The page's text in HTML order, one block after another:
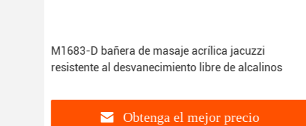
M1683-D bañera de masaje acrílica jacuzzi
resistente al desvanecimiento libre de alcalinos
Obtenga el mejor precio